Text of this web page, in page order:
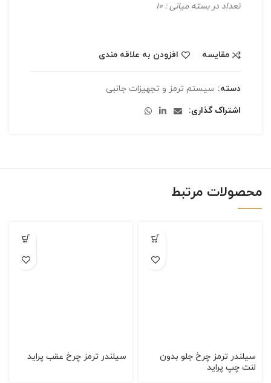
تعداد در بسته میانی : 10
مقایسه افزودن به علاقه مندی
دسته: سیستم ترمز و تجهیزات جانبی
اشتراک گذاری
محصولات مرتبط
سيلندر ترمز چرخ جلو بدون
لنت چپ پرايد
سيلندر ترمز چرخ عقب پرايد